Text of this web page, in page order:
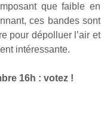
que faible en
ces bandes sont
pour dépolluer l’air et
intéressante.
16h : votez !